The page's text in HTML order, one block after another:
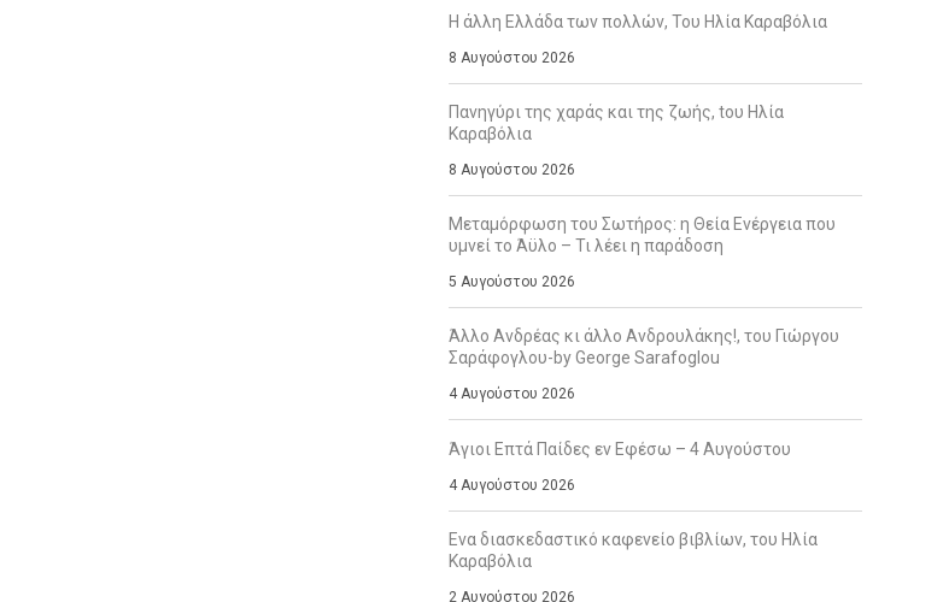
Η άλλη Ελλάδα των πολλών, Του Ηλία Καραβόλια
8 Αυγούστου 2026
Πανηγύρι της χαράς και της ζωής, tου Ηλία
Καραβόλια
8 Αυγούστου 2026
Μεταμόρφωση του Σωτήρος: η Θεία Ενέργεια που
υμνεί το Άϋλο – Τι λέει η παράδοση
5 Αυγούστου 2026
Άλλο Ανδρέας κι άλλο Ανδρουλάκης!, του Γιώργου
Σαράφογλου-by George Sarafoglou
4 Αυγούστου 2026
Άγιοι Επτά Παίδες εν Εφέσω – 4 Αυγούστου
4 Αυγούστου 2026
Ενα διασκεδαστικό καφενείο βιβλίων, του Ηλία
Καραβόλια
2 Αυγούστου 2026